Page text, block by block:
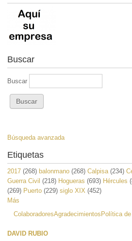
Buscar
Buscar
Búsqueda avanzada
Etiquetas
2017 (268) balonmano (268) Calpisa (234)
Guerra Civil (218) Hogueras (693) Hércules
(269) Puerto (229) siglo XIX (452)
Más
ColaboradoresAgradecimientos Política
DAVID RUBIO